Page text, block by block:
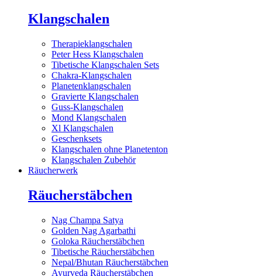
Klangschalen
Therapieklangschalen
Peter Hess Klangschalen
Tibetische Klangschalen Sets
Chakra-Klangschalen
Planetenklangschalen
Gravierte Klangschalen
Guss-Klangschalen
Mond Klangschalen
Xl Klangschalen
Geschenksets
Klangschalen ohne Planetenton
Klangschalen Zubehör
Räucherwerk
Räucherstäbchen
Nag Champa Satya
Golden Nag Agarbathi
Goloka Räucherstäbchen
Tibetische Räucherstäbchen
Nepal/Bhutan Räucherstäbchen
Ayurveda Räucherstäbchen